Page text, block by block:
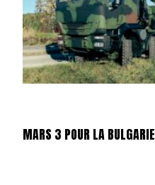
MARS 3 POUR LA BULGARIE